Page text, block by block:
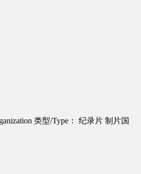
类型/Type： 纪录片 制片国